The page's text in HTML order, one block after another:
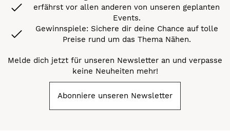
erfährst vor allen anderen von unseren geplanten
Events.
Gewinnspiele: Sichere dir deine Chance auf tolle
Preise rund um das Thema Nähen.
Melde dich jetzt für unseren Newsletter an und verpasse
keine Neuheiten mehr!
Abonniere unseren Newsletter